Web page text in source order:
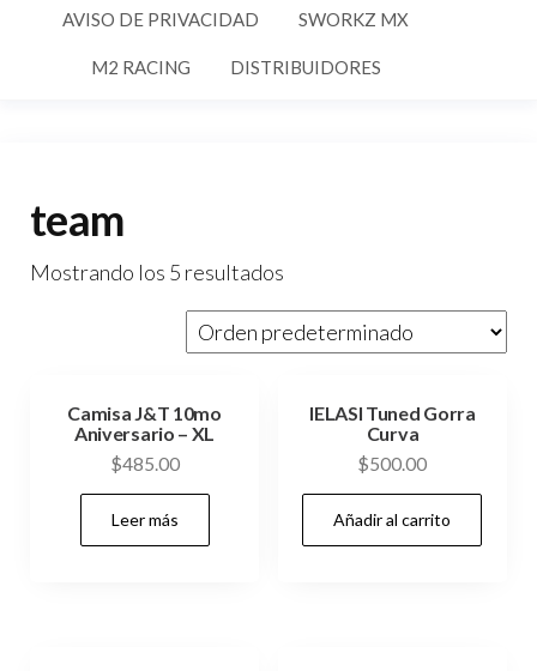
AVISO DE PRIVACIDAD SWORKZ MX
M2 RACING DISTRIBUIDORES
team
Mostrando los 5 resultados
Camisa J&T 10mo
Aniversario – XL
$485.00
Leer más
IELASI Tuned Gorra
Curva
$500.00
Añadir al carrito